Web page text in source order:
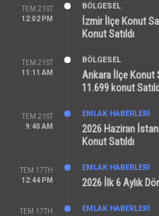
TEM 21ST
12:02 PM
BÖLGESEL
İzmir İlçe Konut
Konut Satıldı
TEM 21ST
11:11 AM
BÖLGESEL
Ankara İlçe Konut
11.699 konut
TEM 21ST
9:40 AM
EMLAK HABERLERI
2026 Haziran
Konut Satıldı
TEM 17TH
12:44 PM
EMLAK HABERLERI
2026 İlk 6 Aylık
TEM 17TH
EMLAK HABERLERI